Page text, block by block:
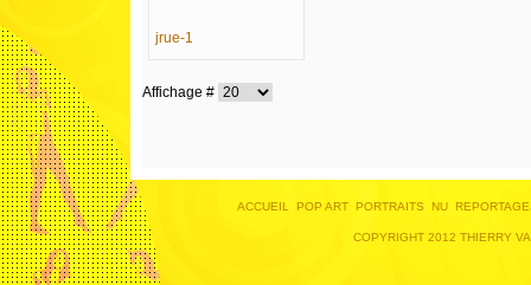
jrue-1
Affichage #
ACCUEIL POP ART PORTRAITS NU
COPYRIGHT 2012 THIERRY